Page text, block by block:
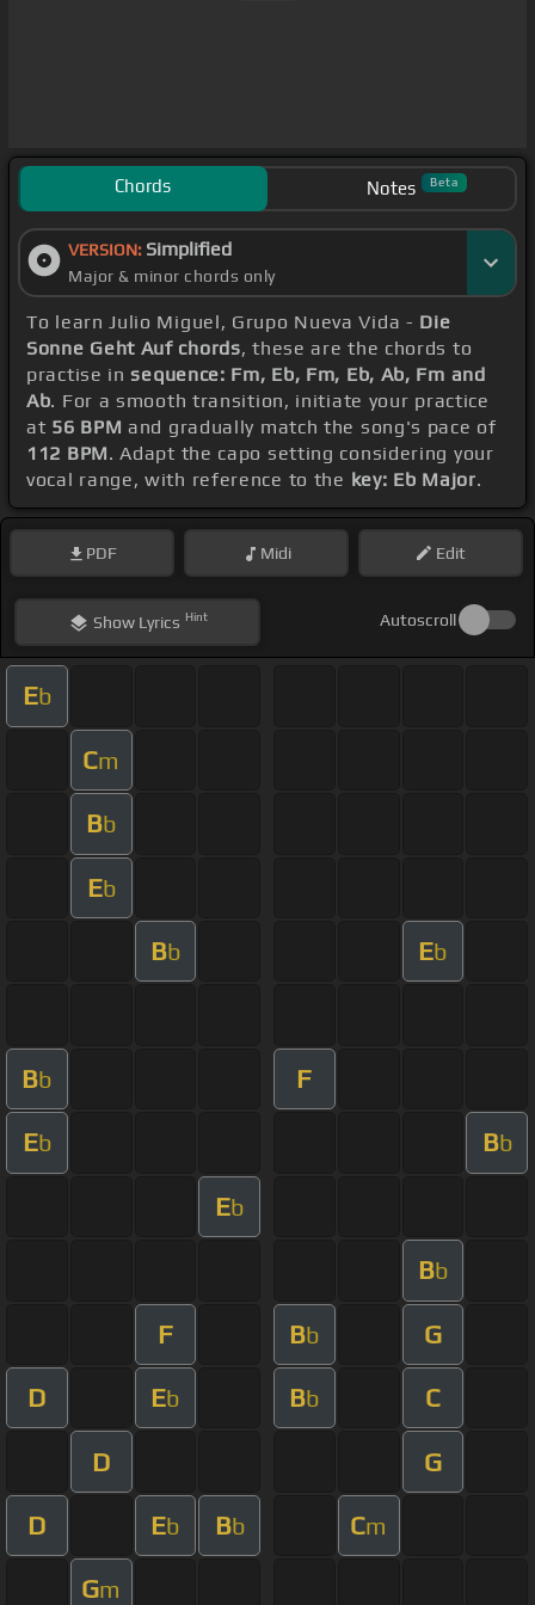
Chords Notes Beta
VERSION: Simplified
Major & minor chords only
To learn Julio Miguel, Grupo Nueva Vida - Die
Sonne Geht Auf chords, these are the chords to
practise insequence: Fm, Eb, Fm, Eb, Ab, Fm and
Ab. For a smooth transition, initiate your practice
at 56 BPM and gradually match the song's pace of
112 BPM. Adapt the capo setting considering your
vocal range, with reference to the key: Eb Major.
PDF Midi Edit
ShowLyrics Hint Autoscroll
Eb
Cm
Bb
Eb
Bb Eb
Bb F
Eb Bb
Eb
Bb
F Bb G
D Eb Bb C
D G
D Eb Bb Cm
Gm